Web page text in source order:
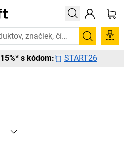
Vybrané bestsellery doručíme do 72
s kódom: START26